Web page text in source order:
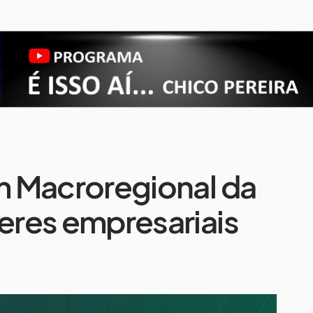
Macroregional da
empresariais